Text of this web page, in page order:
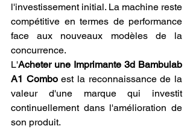
l'investissement initial. La machine reste
compétitive en termes de performance
face aux nouveaux modèles de la
concurrence.
L'Acheter une Imprimante 3d Bambulab
A1 Combo est la reconnaissance de la
valeur d'une marque qui investit
continuellement dans l'amélioration de
son produit.